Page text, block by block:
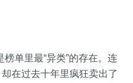
单里最“异类”的存在。连
在过去十年里疯狂卖出了